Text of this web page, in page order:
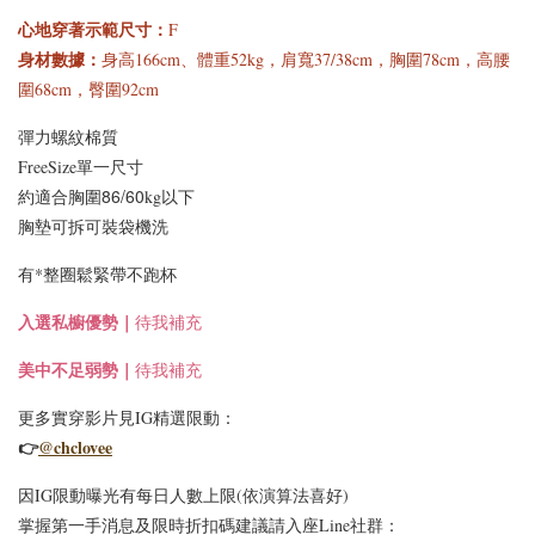
[C] 特惠免運✨890等級
的舒適好手感*經典百
搭深圓方領正肩短袖上
NT$ 588
心地穿著示範尺寸 ： F
身材數據： 身高166cm、體重52kg，肩寬37/38cm，胸圍78cm，高腰
圍68cm，臀圍92cm
彈力螺紋棉質
FreeSize單一尺寸
約適合胸圍86/60kg以下
胸墊可拆可裝袋機洗
有*整圈鬆緊帶不跑杯
入選私櫥優勢｜ 待我補充
美中不足弱勢｜ 待我補充
更多實穿影片見IG精選限動：
👉@chclovee
因IG限動曝光有每日人數上限(依演算法喜好)
掌握第一手消息及限時折扣碼建議請入座Line社群：